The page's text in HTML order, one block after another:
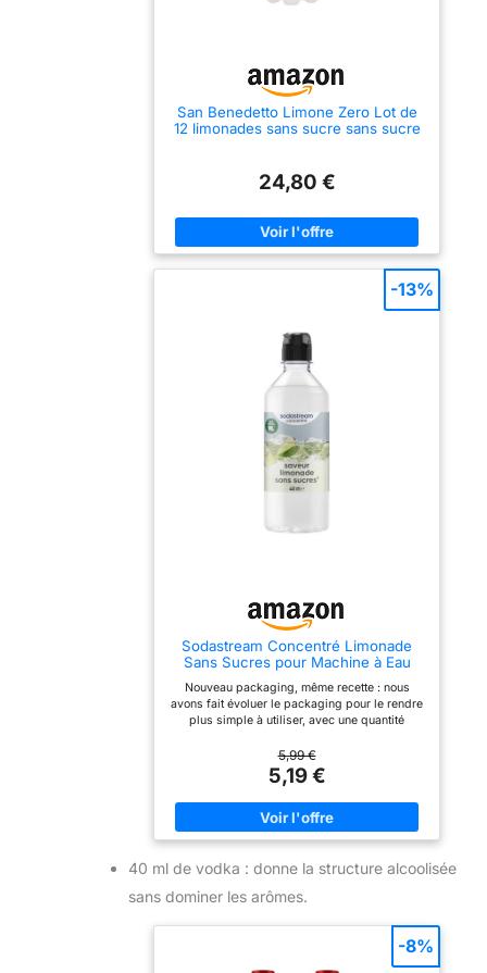
San Benedetto Limone Zero Lot de
12 limonades sans sucre sans sucre
24,80 €
Sodastream Concentré Limonade
Sans Sucres pour Machine à Eau
Nouveau packaging, même recette : nous
avons fait évoluer le packaging pour le rendre
plus simple à utiliser, avec une quantité
pouvez recevoir l’ancien ou le nouveau visuel.
Rassurez-vous, rien ne change à l’intérieur.
Créez vos boissons pétillantes préférées en
quelques secondes grâce à nos concentrés
Gazéifiez, mélangez et profitez des
possibilités infinies ! Chaque concentré de
boisson Nos bouteilles sont fabriquées à
capuchon et étiquette
5,99 €
5,19 €
-13%
40 ml de vodka : donne la structure alcoolisée
sans dominer les arômes.
-8%